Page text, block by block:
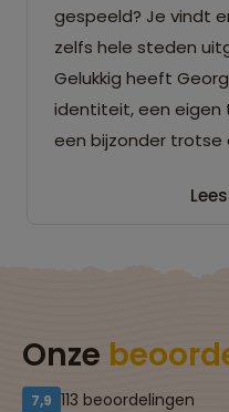
gespeeld? Je vindt
zelfs hele steden
Gelukkig heeft
identiteit, een eigen
een bijzonder trotse
Onze
7,9 113 beoordelingen